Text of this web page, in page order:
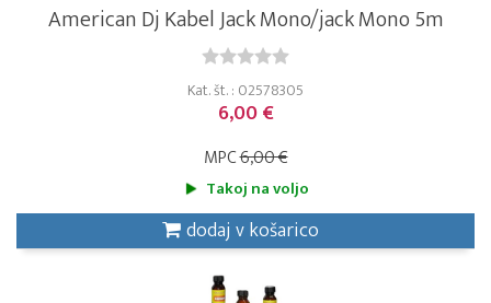
American Dj Kabel Jack Mono/jack Mono 5m
Kat. št. : 02578305
6,00 €
MPC6,00 €
Takoj na voljo
dodaj v košarico